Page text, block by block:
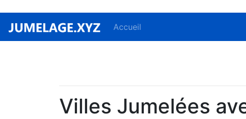
Accueil
Villes Jumelées